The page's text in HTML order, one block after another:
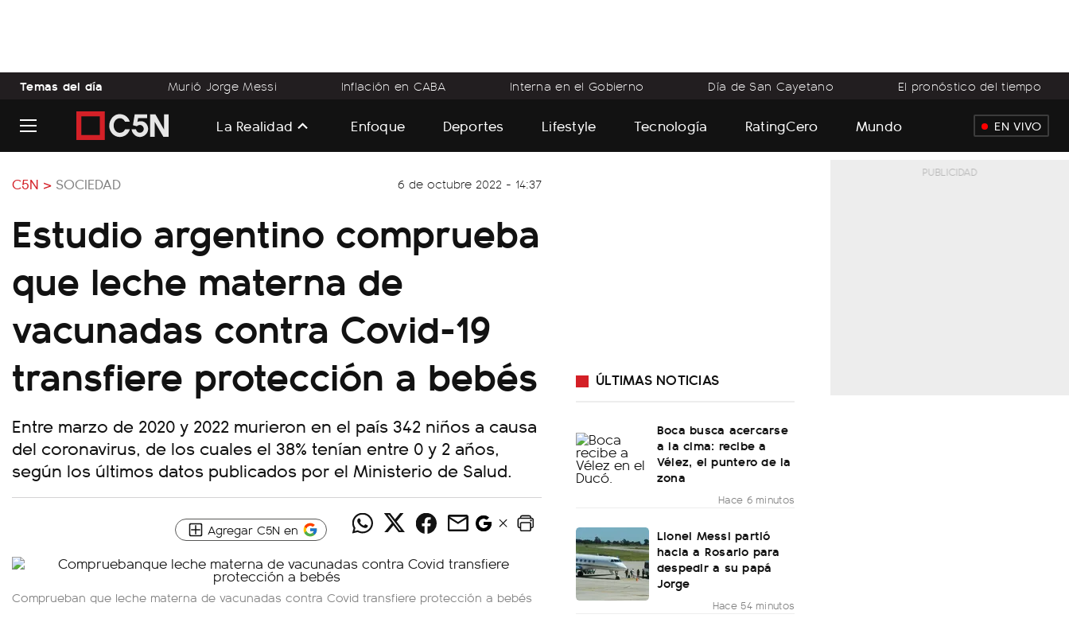
Temas del día Murió Jorge Messi Inflación en CABA Interna en el Gobierno Día de San Cayetano El pronóstico del tiempo
La Realidad Enfoque Deportes Lifestyle Tecnología RatingCero Mundo EN VIVO
C5N > SOCIEDAD 6 de octubre 2022 - 14:37
Estudio argentino comprueba
que leche materna de
vacunadas contra Covid-19
transfiere protección a bebés
Entre marzo de 2020 y 2022 murieron en el país 342 niños a causa
del coronavirus, de los cuales el 38% tenían entre 0 y 2 años,
según los últimos datos publicados por el Ministerio de Salud.
Agregar C5N en
Comprueban que leche materna de vacunadas contra Covid transfiere protección a bebés
ÚLTIMAS NOTICIAS
Boca busca acercarse
a la cima: recibe a
Vélez, el puntero de la
zona
Hace 6 minutos
Lionel Messi partió
hacia a Rosario para
despedir a su papá
Jorge
Hace 54 minutos